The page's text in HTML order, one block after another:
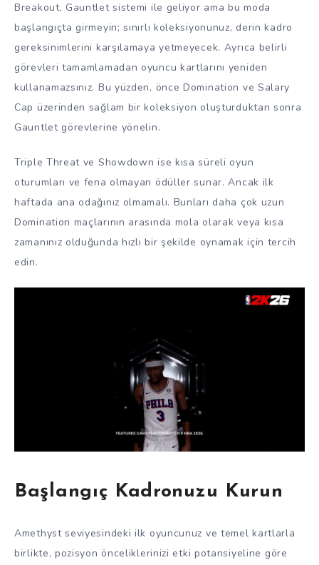
Breakout, Gauntlet sistemi ile geliyor ama bu moda
başlangıçta girmeyin; sınırlı koleksiyonunuz, derin kadro
gereksinimlerini karşılamaya yetmeyecek. Ayrıca belirli
görevleri tamamlamadan oyuncu kartlarını yeniden
kullanamazsınız. Bu yüzden, önce Domination ve Salary
Cap üzerinden sağlam bir koleksiyon oluşturduktan sonra
Gauntlet görevlerine yönelin.
Triple Threat ve Showdown ise kısa süreli oyun
oturumları ve fena olmayan ödüller sunar. Ancak ilk
haftada ana odağınız olmamalı. Bunları daha çok uzun
Domination maçlarının arasında mola olarak veya kısa
zamanınız olduğunda hızlı bir şekilde oynamak için tercih
edin.
Başlangıç Kadronuzu Kurun
Amethyst seviyesindeki ilk oyuncunuz ve temel kartlarla
birlikte, pozisyon önceliklerinizi etki potansiyeline göre